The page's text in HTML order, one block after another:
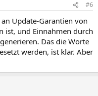
#6
Update-Garantien von
ist, und Einnahmen durch
Das die Worte
werden, ist klar. Aber